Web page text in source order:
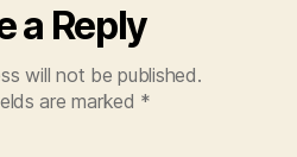
a Reply
will not be published.
are marked *